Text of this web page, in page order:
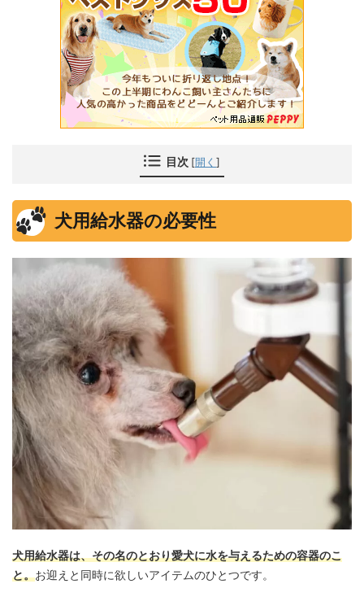
目次 [開く ]
犬用給水器の必要性
犬用給水器は、その名のとおり愛犬に水を与えるための容器のこ
と。お迎えと同時に欲しいアイテムのひとつです。